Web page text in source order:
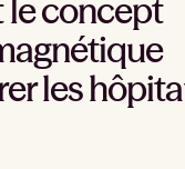
concept
les